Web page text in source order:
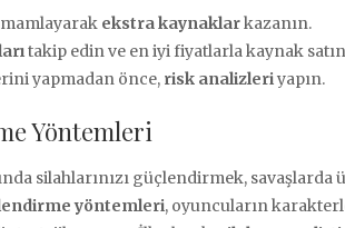
ekstra kaynaklarkazanın.
takip edin ve en iyi fiyatlarla kaynak
yapmadan önce, risk analizleriyapın.
Yöntemleri
silahlarınızı güçlendirmek, savaşlarda
yöntemleri, oyuncuların